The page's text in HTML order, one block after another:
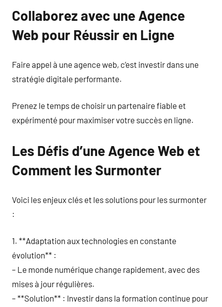
Collaborez avec une Agence
Web pour Réussir en Ligne
Faire appel à une agence web, c’est investir dans une
stratégie digitale performante.
Prenez le temps de choisir un partenaire fiable et
expérimenté pour maximiser votre succès en ligne.
Les Défis d’une Agence Web et
Comment les Surmonter
Voici les enjeux clés et les solutions pour les surmonter
:
1. **Adaptation aux technologies en constante
évolution** :
– Le monde numérique change rapidement, avec des
mises à jour régulières.
– **Solution** : Investir dans la formation continue pour